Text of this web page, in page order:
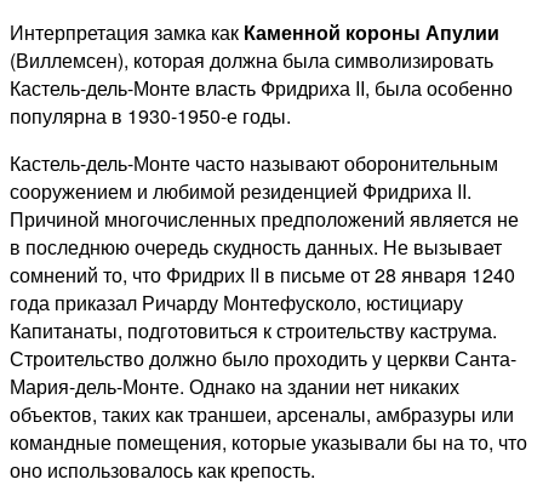
Интерпретация замка как Каменной короны Апулии
(Виллемсен), которая должна была символизировать
Кастель-дель-Монте власть Фридриха II, была особенно
популярна в 1930-1950-е годы.
Кастель-дель-Монте часто называют оборонительным
сооружением и любимой резиденцией Фридриха II.
Причиной многочисленных предположений является не
в последнюю очередь скудность данных. Не вызывает
сомнений то, что Фридрих II в письме от 28 января 1240
года приказал Ричарду Монтефусколо, юстициару
Капитанаты, подготовиться к строительству каструма.
Строительство должно было проходить у церкви Санта-
Мария-дель-Монте. Однако на здании нет никаких
объектов, таких как траншеи, арсеналы, амбразуры или
командные помещения, которые указывали бы на то, что
оно использовалось как крепость.